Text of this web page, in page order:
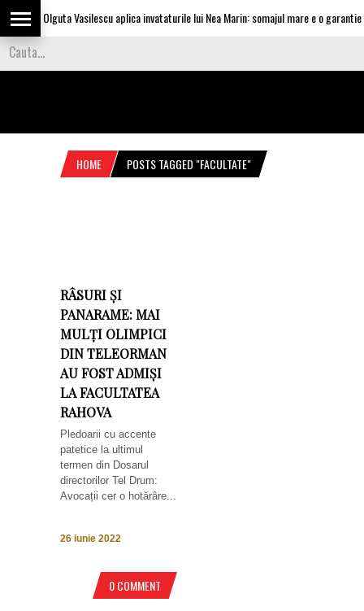
Olguta Vasilescu aplica invataturile lui Nea Marin: somajul mare e o garantie
HOME POSTS TAGGED "FACULTATE"
RÂSURI ȘI
PANARAME: MAI
MULȚI OLIMPICI
DIN TELEORMAN
AU FOST ADMIȘI
LA FACULTATEA
RAHOVA
Pledoarii cu accente
patetice la ultimul
termen din Dosarul
directorilor Tel Drum:
Avocații cer o hotărâre...
26 iunie 2022
0 COMMENT